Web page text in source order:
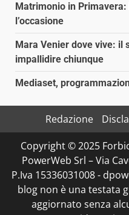
Matrimonio in
l’occasione
Mara Venier dove vive: il
impallidire chiunque
Mediaset,
Redazione
Copyright © 2025
PowerWeb Srl – Via
P.Iva 15336031008 -
blog non è una testata
aggiornato senza